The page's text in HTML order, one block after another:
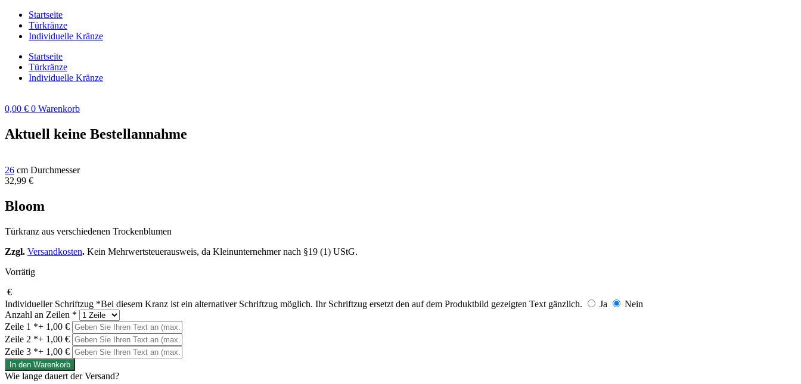
Zum
Inhalt
springen
Startseite
Türkränze
Individuelle Kränze
Startseite
Türkränze
Individuelle Kränze
0,00 € 0 Warenkorb
Aktuell keine Bestellannahme
26 cm Durchmesser
32,99 €
Bloom
Türkranz aus verschiedenen Trockenblumen
Zzgl. Versandkosten. Kein Mehrwertsteuerausweis, da Kleinunternehmer nach §19 (1) UStG.
Vorrätig
€
Individueller Schriftzug *Bei diesem Kranz ist ein alternativer Schriftzug möglich. Ihr Schriftzug ersetzt den auf dem Produktbild gezeigten Text gänzlich. Ja
Nein
Anzahl an Zeilen *
Zeile 1 *+ 1,00 €
Zeile 2 *+ 1,00 €
Zeile 3 *+ 1,00 €
Bloom
Menge
In den Warenkorb
Wie lange dauert der Versand?